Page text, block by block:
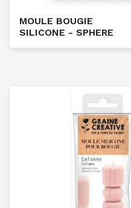
MOULE BOUGIE
SILICONE - SPHERE